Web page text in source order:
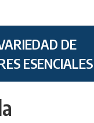
DE
ESENCIALES